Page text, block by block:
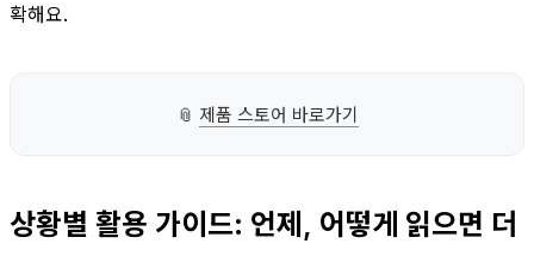
확해요.
📎 제품 스토어 바로가기
상황별 활용 가이드: 언제, 어떻게 읽으면 더